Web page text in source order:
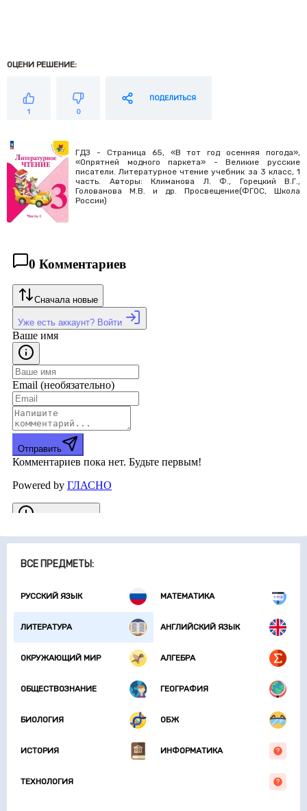
ВСЕ ПРЕДМЕТЫ:
РУССКИЙ ЯЗЫК МАТЕМАТИКА
ЛИТЕРАТУРА АНГЛИЙСКИЙ ЯЗЫК
ОКРУЖАЮЩИЙ МИР АЛГЕБРА
ОБЩЕСТВОЗНАНИЕ ГЕОГРАФИЯ
БИОЛОГИЯ ОБЖ
ИСТОРИЯ ИНФОРМАТИКА
ТЕХНОЛОГИЯ
ОЦЕНИ РЕШЕНИЕ:
1 0
ПОДЕЛИТЬСЯ
ГДЗ - Страница 65, «В тот год осенняя погода»,
«Опрятней модного паркета» - Великие русские
писатели. Литературное чтение учебник за 3 класс, 1
часть. Авторы: Климанова Л. Ф., Горецкий В.Г.,
Голованова М.В. и др. Просвещение(ФГОС, Школа
России)